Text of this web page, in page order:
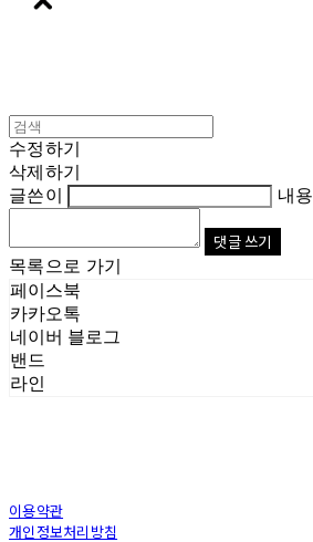
수정하기
삭제하기
글쓴이
내용
댓글 쓰기
목록으로 가기
페이스북
카카오톡
네이버 블로그
밴드
라인
이용약관
개인정보처리방침